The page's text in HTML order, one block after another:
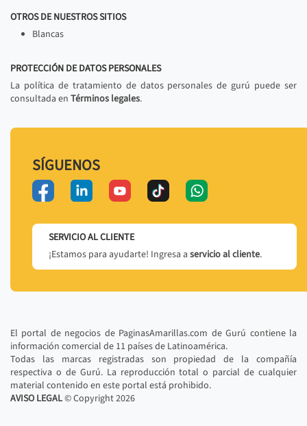
OTROS DE NUESTROS SITIOS
Blancas
PROTECCIÓN DE DATOS PERSONALES
La política de tratamiento de datos personales de gurú puede ser
consultada en Términos legales.
SÍGUENOS
SERVICIO AL CLIENTE
¡Estamos para ayudarte! Ingresa a servicio al cliente.
El portal de negocios de PaginasAmarillas.com de Gurú contiene la
información comercial de 11 países de Latinoamérica.
Todas las marcas registradas son propiedad de la compañía
respectiva o de Gurú. La reproducción total o parcial de cualquier
material contenido en este portal está prohibido.
AVISO LEGAL© Copyright2026